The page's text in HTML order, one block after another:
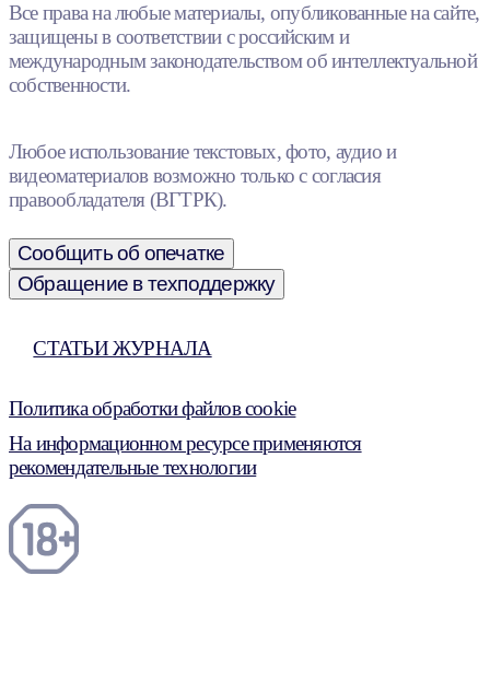
Все права на любые материалы, опубликованные на сайте,
защищены в соответствии с российским и
международным законодательством об интеллектуальной
собственности.
Любое использование текстовых, фото, аудио и
видеоматериалов возможно только с согласия
правообладателя (ВГТРК).
Сообщить об опечатке
Обращение в техподдержку
СТАТЬИ ЖУРНАЛА
Политика обработки файлов cookie
На информационном ресурсе применяются
рекомендательные технологии